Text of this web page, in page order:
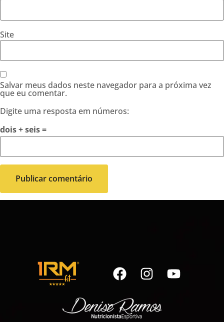
Site
Salvar meus dados neste navegador para a próxima vez
que eu comentar.
Digite uma resposta em números:
dois + seis =